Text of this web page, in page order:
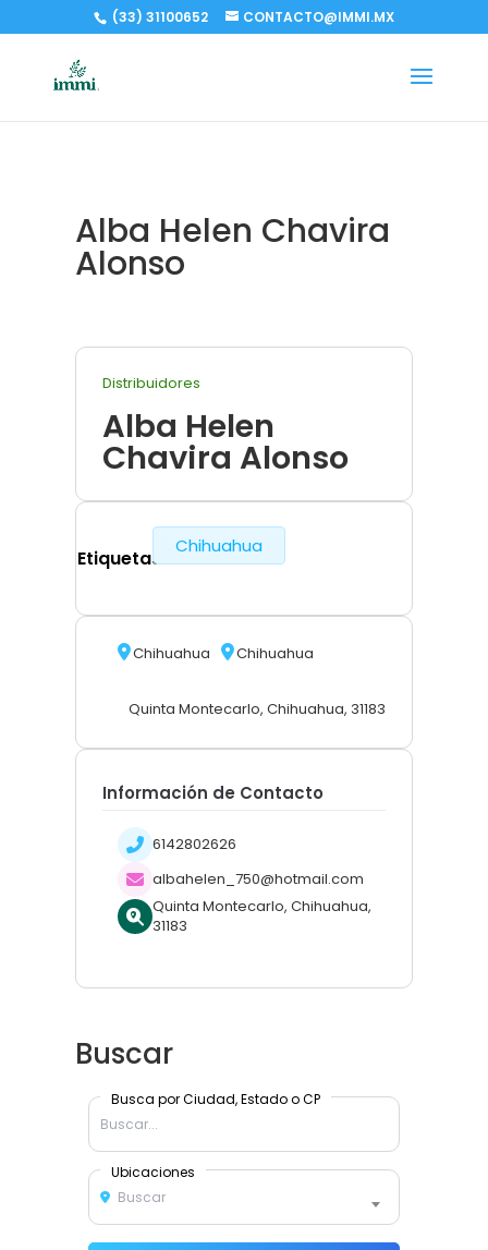
(33) 31100652 CONTACTO@IMMI.MX
Alba Helen Chavira
Alonso
Distribuidores
Alba Helen
Chavira Alonso
Etiquetas
Chihuahua
Chihuahua Chihuahua
Quinta Montecarlo, Chihuahua, 31183
Información de Contacto
6142802626
albahelen_750@hotmail.com
Quinta Montecarlo, Chihuahua,
31183
Buscar
Busca por Ciudad, Estado o CP
Ubicaciones
Buscar